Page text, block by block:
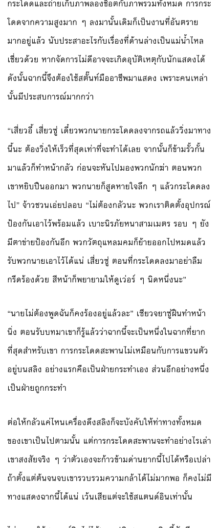
กระโดดและถ่ายเก็บภาพลองช็อตกับภาพรวมทั้งหมด การกระ
โดดจากความสูงมาก ๆ ลงมานั้นเดิมก็เป็นงานที่อันตราย
มากอยู่แล้ว นับประสาอะไรกับเรื่องที่ด้านล่างเป็นแม่น้ำไหล
เชี่ยวด้วย หากจัดการไม่ดีอาจจะเกิดอุบัติเหตุกับนักแสดงได้
ดังนั้นฉากนี้จึงต้องใช้สตั๊นท์มืออาชีพมาแสดง เพราะคนเหล่า
นั้นมีประสบการณ์มากกว่า
“เสี่ยวอี้ เสี่ยวซู่ เดี๋ยวพวกนายกระโดดลงจากรถแล้ววิ่งมาทาง
นี้นะ ต้องวิ่งให้เร็วที่สุดเท่าที่จะทำได้เลย จากนั้นก็ข้ามรั้วกั้น
มาแล้วก็ทำหน้ากลัว ก่อนจะหันไปมองพวกนักฆ่า ตอนพวก
เขาหยิบปืนออกมา พวกนายก็สูดหายใจลึก ๆ แล้วกระโดดลง
ไป” จ้าวชวนเอ่ยปลอบ “ไม่ต้องกลัวนะ พวกเราติดตั้งอุปกรณ์
ป้องกันเอาไว้พร้อมแล้ว เบาะนิรภัยหนาสามเมตร รอบ ๆ ยัง
มีตาข่ายป้องกันอีก พวกวัตถุแหลมคมก็ย้ายออกไปหมดแล้ว
รับพวกนายเอาไว้ได้แน่ เสี่ยวซู่ ตอนที่กระโดดลงมาอย่าลืม
กรีดร้องด้วย สีหน้าก็พยายามให้ดูเว่อร์ ๆ นิดหนึ่งนะ”
“นายไม่ต้องพูดฉันก็คงร้องอยู่แล้วละ” เซียวจยาซู่ฝืนทำหน้า
นิ่ง ตอนรับบทมาเขาก็รู้แล้วว่าฉากนี้จะเป็นหนึ่งในฉากที่ยาก
ที่สุดสำหรับเขา การกระโดดสะพานไม่เหมือนกับการแขวนตัว
อยู่บนสลิง อย่างแรกคือเป็นฝ่ายกระทำเอง ส่วนอีกอย่างหนึ่ง
เป็นฝ่ายถูกกระทำ
ต่อให้กลัวแค่ไหนเครื่องดึงสลิงก็จะบังคับให้ท่าทางทั้งหมด
ของเขาเป็นไปตามนั้น แต่การกระโดดสะพานจะทำอย่างไรเล่า
เขาสงสัยจริง ๆ ว่าตัวเองจะก้าวข้ามด่านยากนี้ไปได้หรือเปล่า
ถ้าตั้งแต่ต้นจนจบเขารวบรวมความกล้าได้ไม่มากพอ ก็คงไม่มี
ทางแสดงฉากนี้ได้แน่ เว้นเสียแต่จะใช้สแตนด์อินเท่านั้น